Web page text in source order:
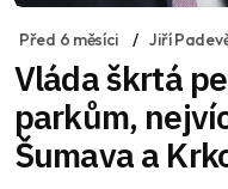
Před 6 měsíci Jiří
Vláda škrtá
parkům,
Šumava a